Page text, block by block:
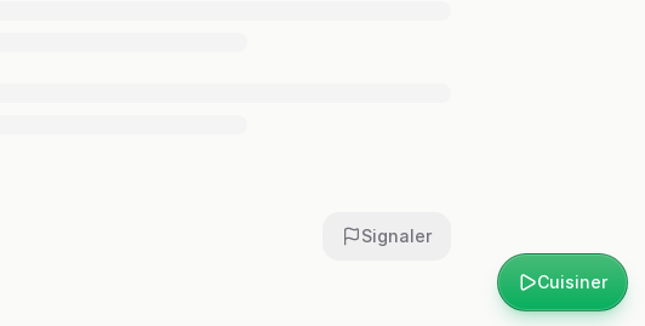
Cuisiner
Signaler